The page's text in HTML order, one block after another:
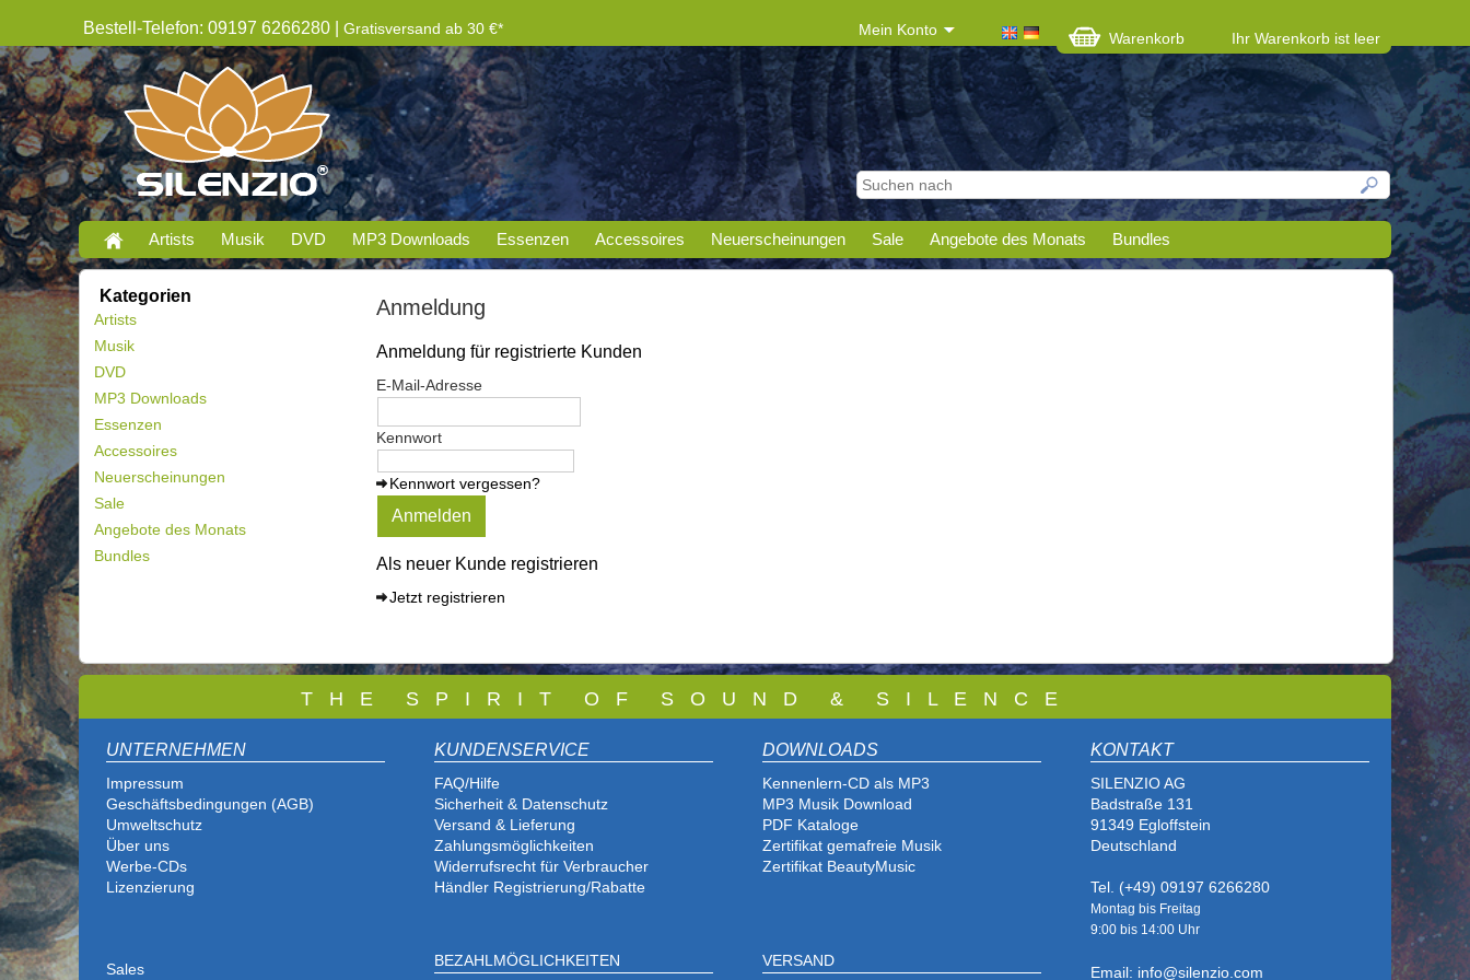
Bestell-Telefon: 09197 6266280 | Gratisversand ab 30 €* Mein Konto Warenkorb Ihr Warenkorb ist leer
Artists Musik DVD MP3 Downloads Essenzen Accessoires Neuerscheinungen Sale Angebote des Monats Bundles
Kategorien
Artists
Musik
DVD
MP3 Downloads
Essenzen
Accessoires
Neuerscheinungen
Sale
Angebote des Monats
Bundles
Anmeldung
Anmeldung für registrierte Kunden
E-Mail-Adresse
Kennwort
Kennwort vergessen?
Anmelden
Als neuer Kunde registrieren
Jetzt registrieren
T H E S P I R I T O F S O U N D & S I L E N C E
UNTERNEHMEN
Impressum
Geschäftsbedingungen (AGB)
Umweltschutz
Über uns
Werbe-CDs
Lizenzierung
KUNDENSERVICE
FAQ/Hilfe
Sicherheit & Datenschutz
Versand & Lieferung
Zahlungsmöglichkeiten
Widerrufsrecht für Verbraucher
Händler Registrierung/Rabatte
DOWNLOADS
Kennenlern-CD als MP3
MP3 Musik Download
PDF Kataloge
Zertifikat gemafreie Musik
Zertifikat BeautyMusic
Sales BEZAHLMÖGLICHKEITEN VERSAND
KONTAKT
SILENZIO AG
Badstraße 131
91349 Egloffstein
Deutschland
Tel. (+49) 09197 6266280
Montag bis Freitag
9:00 bis 14:00 Uhr
Email: info@silenzio.com